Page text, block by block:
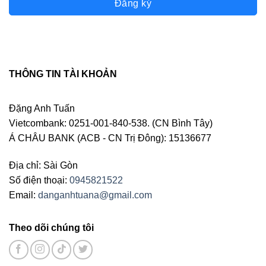
Đăng ký
THÔNG TIN TÀI KHOẢN
Đặng Anh Tuấn
Vietcombank: 0251-001-840-538. (CN Bình Tây)
Á CHÂU BANK (ACB - CN Trị Đông): 15136677
Địa chỉ: Sài Gòn
Số điện thoại: 0945821522
Email: danganhtuana@gmail.com
Theo dõi chúng tôi